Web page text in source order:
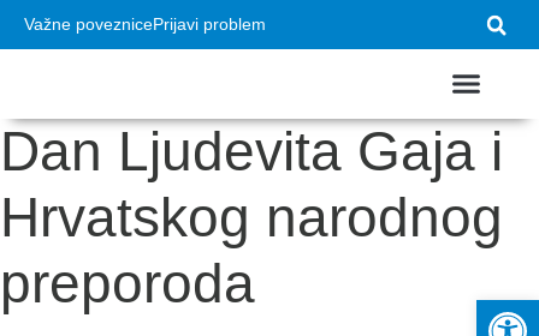
Važne poveznicePrijavi problem
Dan Ljudevita Gaja i
Hrvatskog narodnog
preporoda